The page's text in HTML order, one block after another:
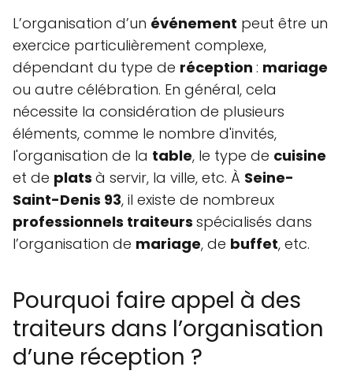
L’organisation d’un événement peut être un
exercice particulièrement complexe,
dépendant du type de réception : mariage
ou autre célébration. En général, cela
nécessite la considération de plusieurs
éléments, comme le nombre d'invités,
l'organisation de la table, le type de cuisine
et de plats à servir, la ville, etc. À Seine-
Saint-Denis 93, il existe de nombreux
professionnels traiteurs spécialisés dans
l’organisation de mariage, de buffet, etc.
Pourquoi faire appel à des
traiteurs dans l’organisation
d’une réception ?